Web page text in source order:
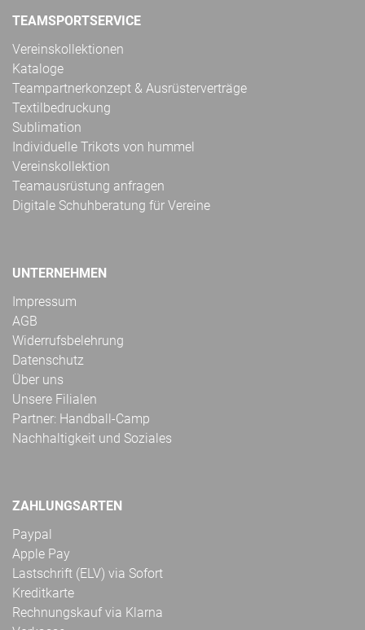
TEAMSPORTSERVICE
Vereinskollektionen
Kataloge
Teampartnerkonzept & Ausrüsterverträge
Textilbedruckung
Sublimation
Individuelle Trikots von hummel
Vereinskollektion
Teamausrüstung anfragen
Digitale Schuhberatung für Vereine
UNTERNEHMEN
Impressum
AGB
Widerrufsbelehrung
Datenschutz
Über uns
Unsere Filialen
Partner: Handball-Camp
Nachhaltigkeit und Soziales
ZAHLUNGSARTEN
Paypal
Apple Pay
Lastschrift (ELV) via Sofort
Kreditkarte
Rechnungskauf via Klarna